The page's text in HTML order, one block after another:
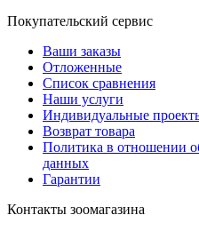
Покупательский сервис
Ваши заказы
Отложенные
Список сравнения
Наши услуги
Индивидуальные
Возврат товара
Политика в отношении
данных
Гарантии
Контакты зоомагазина